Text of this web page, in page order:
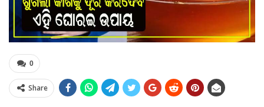
0
Share